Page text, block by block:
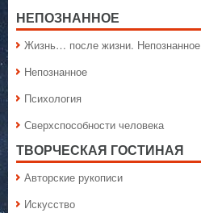
НЕПОЗНАННОЕ
Жизнь… после жизни. Непознанное
Непознанное
Психология
Сверхспособности человека
ТВОРЧЕСКАЯ ГОСТИНАЯ
Авторские рукописи
Искусство